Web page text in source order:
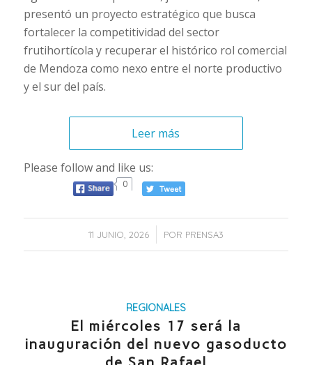
presentó un proyecto estratégico que busca
fortalecer la competitividad del sector
frutihortícola y recuperar el histórico rol comercial
de Mendoza como nexo entre el norte productivo
y el sur del país.
Leer más
Please follow and like us:
0
11 JUNIO, 2026
/ POR PRENSA3
REGIONALES
El miércoles 17 será la
inauguración del nuevo gasoducto